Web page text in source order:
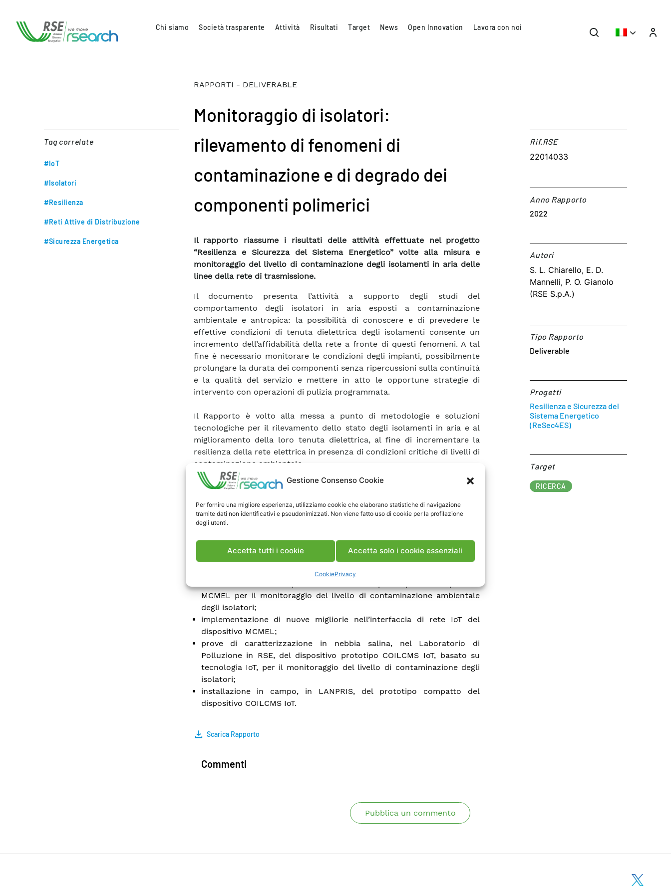
Gestione Consenso Cookie
Per fornire una migliore esperienza, utilizziamo cookie che elaborano statistiche di navigazione
tramite dati non identificativi e pseudonimizzati. Non viene fatto uso di cookie per la profilazione
degli utenti.
Accetta tutti i cookie Accetta solo i cookie essenziali
CookiePrivacy
Chi siamo Società trasparente Attività Risultati Target News Open Innovation Lavora con noi
Tag correlate
#IoT
#Isolatori
#Resilienza
#Reti Attive di Distribuzione
#Sicurezza Energetica
RAPPORTI - DELIVERABLE
Monitoraggio di isolatori:
rilevamento di fenomeni di
contaminazione e di degrado dei
componenti polimerici
Il rapporto riassume i risultati delle attività effettuate nel progetto
“Resilienza e Sicurezza del Sistema Energetico” volte alla misura e
monitoraggio del livello di contaminazione degli isolamenti in aria delle
linee della rete di trasmissione.
Il documento presenta l’attività a supporto degli studi del
comportamento degli isolatori in aria esposti a contaminazione
ambientale e antropica: la possibilità di conoscere e di prevedere le
effettive condizioni di tenuta dielettrica degli isolamenti consente un
incremento dell’affidabilità della rete a fronte di questi fenomeni. A tal
fine è necessario monitorare le condizioni degli impianti, possibilmente
prolungare la durata dei componenti senza ripercussioni sulla continuità
e la qualità del servizio e mettere in atto le opportune strategie di
intervento con operazioni di pulizia programmata.
Il Rapporto è volto alla messa a punto di metodologie e soluzioni
tecnologiche per il rilevamento dello stato degli isolamenti in aria e al
miglioramento della loro tenuta dielettrica, al fine di incrementare la
resilienza della rete elettrica in presenza di condizioni critiche di livelli di
contaminazione ambientale.
A questo riguardo sono state condotte le seguenti attività:
sperimentazione di quattro differenti tipologie di isolatori con diverse
linee di fuga (composito, cappa e perno in vetro semplice, con
LANPRIS: analisi delle correnti di fuga misurate, in termini serie
storiche, osservando trend, stagionalità, ciclicità e autocorrelazione
MCMEL per il monitoraggio del livello di contaminazione ambientale
degli isolatori;
implementazione di nuove migliorie nell’interfaccia di rete IoT del
dispositivo MCMEL;
prove di caratterizzazione in nebbia salina, nel Laboratorio di
Polluzione in RSE, del dispositivo prototipo COILCMS IoT, basato su
tecnologia IoT, per il monitoraggio del livello di contaminazione degli
isolatori;
installazione in campo, in LANPRIS, del prototipo compatto del
dispositivo COILCMS IoT.
Scarica Rapporto
Rif.RSE​
22014033
Anno Rapporto
2022
Autori​
S. L. Chiarello, E. D.
Mannelli, P. O. Gianolo
(RSE S.p.A.)
Tipo Rapporto
Deliverable
Progetti
Resilienza e Sicurezza del
Sistema Energetico
(ReSec4ES)
Target​
RICERCA
Commenti
Pubblica un commento